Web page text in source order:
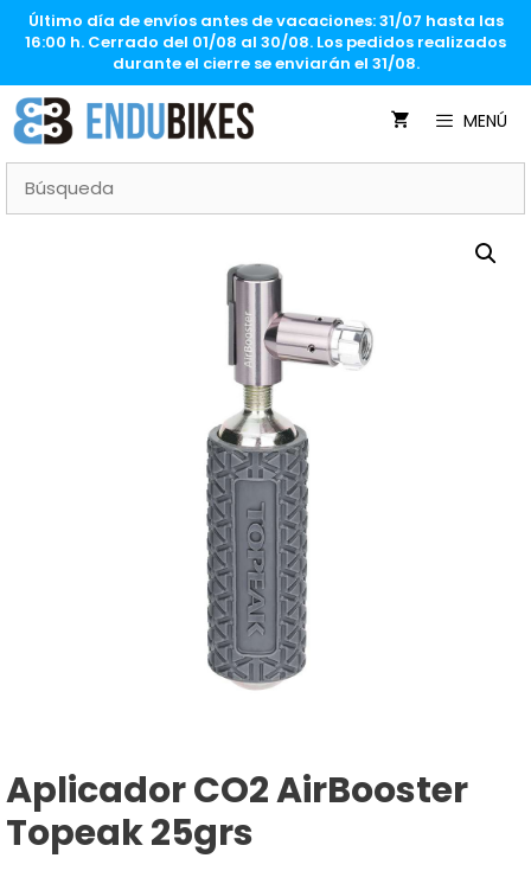
SaltarÚltimo día de envíos antes de vacaciones: 31/07 hasta las
16:00 h. Cerrado del 01/08 al 30/08. Los pedidos realizados
durante el cierre se enviarán el 31/08.
MENÚ
Aplicador CO2 AirBooster
Topeak 25grs